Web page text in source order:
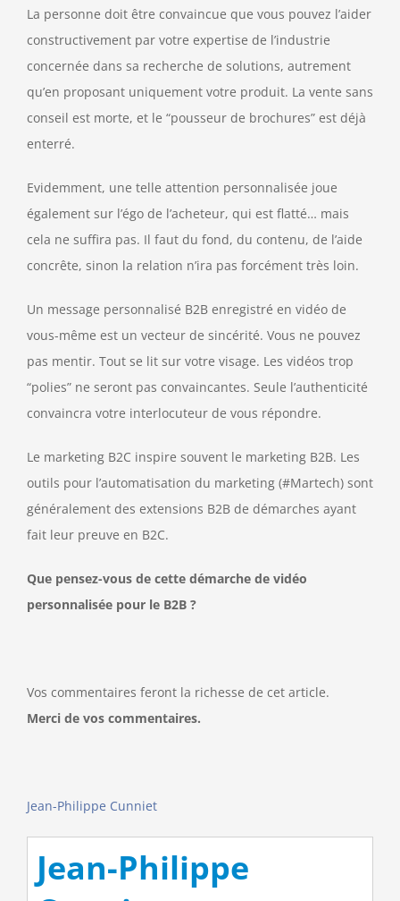
La personne doit être convaincue que vous pouvez l’aider
constructivement par votre expertise de l’industrie
concernée dans sa recherche de solutions, autrement
qu’en proposant uniquement votre produit. La vente sans
conseil est morte, et le “pousseur de brochures” est déjà
enterré.
Evidemment, une telle attention personnalisée joue
également sur l’égo de l’acheteur, qui est flatté… mais
cela ne suffira pas. Il faut du fond, du contenu, de l’aide
concrête, sinon la relation n’ira pas forcément très loin.
Un message personnalisé B2B enregistré en vidéo de
vous-même est un vecteur de sincérité. Vous ne pouvez
pas mentir. Tout se lit sur votre visage. Les vidéos trop
“polies” ne seront pas convaincantes. Seule l’authenticité
convaincra votre interlocuteur de vous répondre.
Le marketing B2C inspire souvent le marketing B2B. Les
outils pour l’automatisation du marketing (#Martech) sont
généralement des extensions B2B de démarches ayant
fait leur preuve en B2C.
Que pensez-vous de cette démarche de vidéo
personnalisée pour le B2B ?
Vos commentaires feront la richesse de cet article.
Merci de vos commentaires.
Jean-Philippe Cunniet
Jean-Philippe